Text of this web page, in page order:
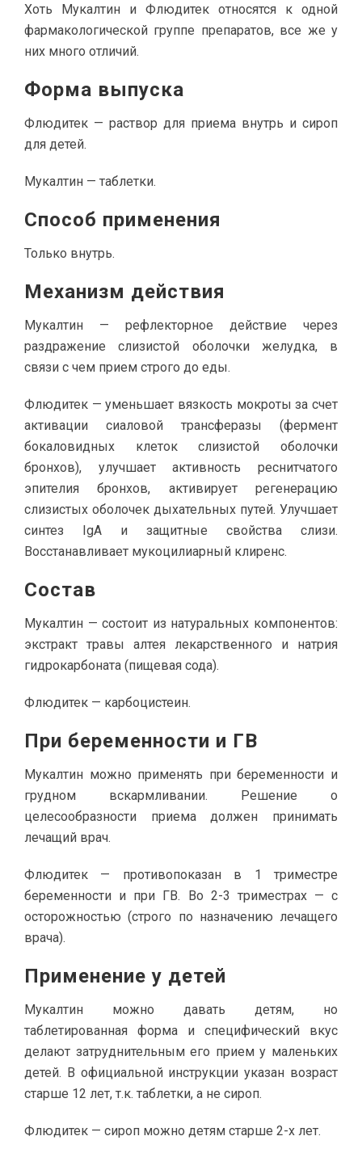
Хоть Мукалтин и Флюдитек относятся к одной
фармакологической группе препаратов, все же у
них много отличий.
Форма выпуска
Флюдитек — раствор для приема внутрь и сироп
для детей.
Мукалтин — таблетки.
Способ применения
Только внутрь.
Механизм действия
Мукалтин — рефлекторное действие через
раздражение слизистой оболочки желудка, в
связи с чем прием строго до еды.
Флюдитек — уменьшает вязкость мокроты за счет
активации сиаловой трансферазы (фермент
бокаловидных клеток слизистой оболочки
бронхов), улучшает активность реснитчатого
эпителия бронхов, активирует регенерацию
слизистых оболочек дыхательных путей. Улучшает
синтез IgA и защитные свойства слизи.
Восстанавливает мукоцилиарный клиренс.
Состав
Мукалтин — состоит из натуральных компонентов:
экстракт травы алтея лекарственного и натрия
гидрокарбоната (пищевая сода).
Флюдитек — карбоцистеин.
При беременности и ГВ
Мукалтин можно применять при беременности и
грудном вскармливании. Решение о
целесообразности приема должен принимать
лечащий врач.
Флюдитек — противопоказан в 1 триместре
беременности и при ГВ. Во 2-3 триместрах — с
осторожностью (строго по назначению лечащего
врача).
Применение у детей
Мукалтин можно давать детям, но
таблетированная форма и специфический вкус
делают затруднительным его прием у маленьких
детей. В официальной инструкции указан возраст
старше 12 лет, т.к. таблетки, а не сироп.
Флюдитек — сироп можно детям старше 2-х лет.